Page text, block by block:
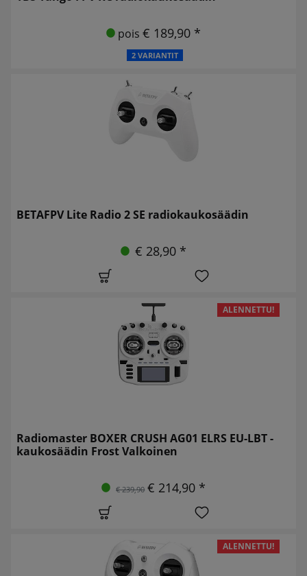
pois€ 189,90 *
2 VARIANTIT
BETAFPV Lite Radio 2 SE radiokaukosäädin
€ 28,90 *
ALENNETTU!
Radiomaster BOXER CRUSH AG01 ELRS EU-LBT -
kaukosäädin Frost Valkoinen
€ 239,90 € 214,90 *
ALENNETTU!